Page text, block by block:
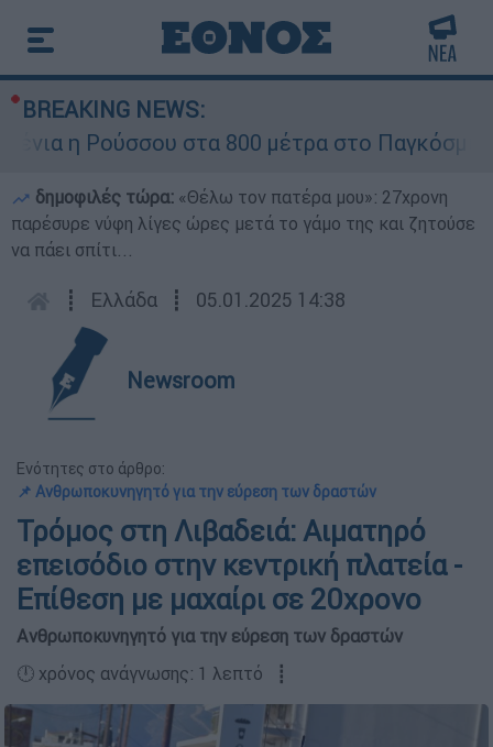
BREAKING NEWS:
η Ρούσσου στα 800 μέτρα στο Παγκόσμιο
δημοφιλές τώρα: «Θέλω τον πατέρα μου»: 27χρονη
παρέσυρε νύφη λίγες ώρες μετά το γάμο της και ζητούσε
να πάει σπίτι...
┋ Ελλάδα ┋ 05.01.2025 14:38
Newsroom
Ενότητες στο άρθρο:
📌 Ανθρωποκυνηγητό για την εύρεση των δραστών
Τρόμος στη Λιβαδειά: Αιματηρό
επεισόδιο στην κεντρική πλατεία -
Επίθεση με μαχαίρι σε 20χρονο
Ανθρωποκυνηγητό για την εύρεση των δραστών
🕛 χρόνος ανάγνωσης: 1 λεπτό ┋